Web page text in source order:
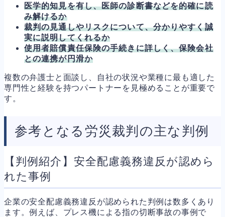
医学的知見を有し、医師の診断書などを的確に読
み解けるか
裁判の見通しやリスクについて、分かりやすく誠
実に説明してくれるか
使用者賠償責任保険の手続きに詳しく、保険会社
との連携が円滑か
複数の弁護士と面談し、自社の状況や業種に最も適した
専門性と経験を持つパートナーを見極めることが重要で
す。
参考となる労災裁判の主な判例
【判例紹介】安全配慮義務違反が認めら
れた事例
企業の安全配慮義務違反が認められた判例は数多くあり
ます。例えば、プレス機による指の切断事故の事例で